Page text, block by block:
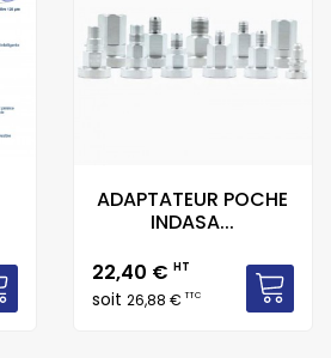
ADAPTATEUR POCHE
INDASA...
Prix
22,40 € HT
soit 26,88 €TTC